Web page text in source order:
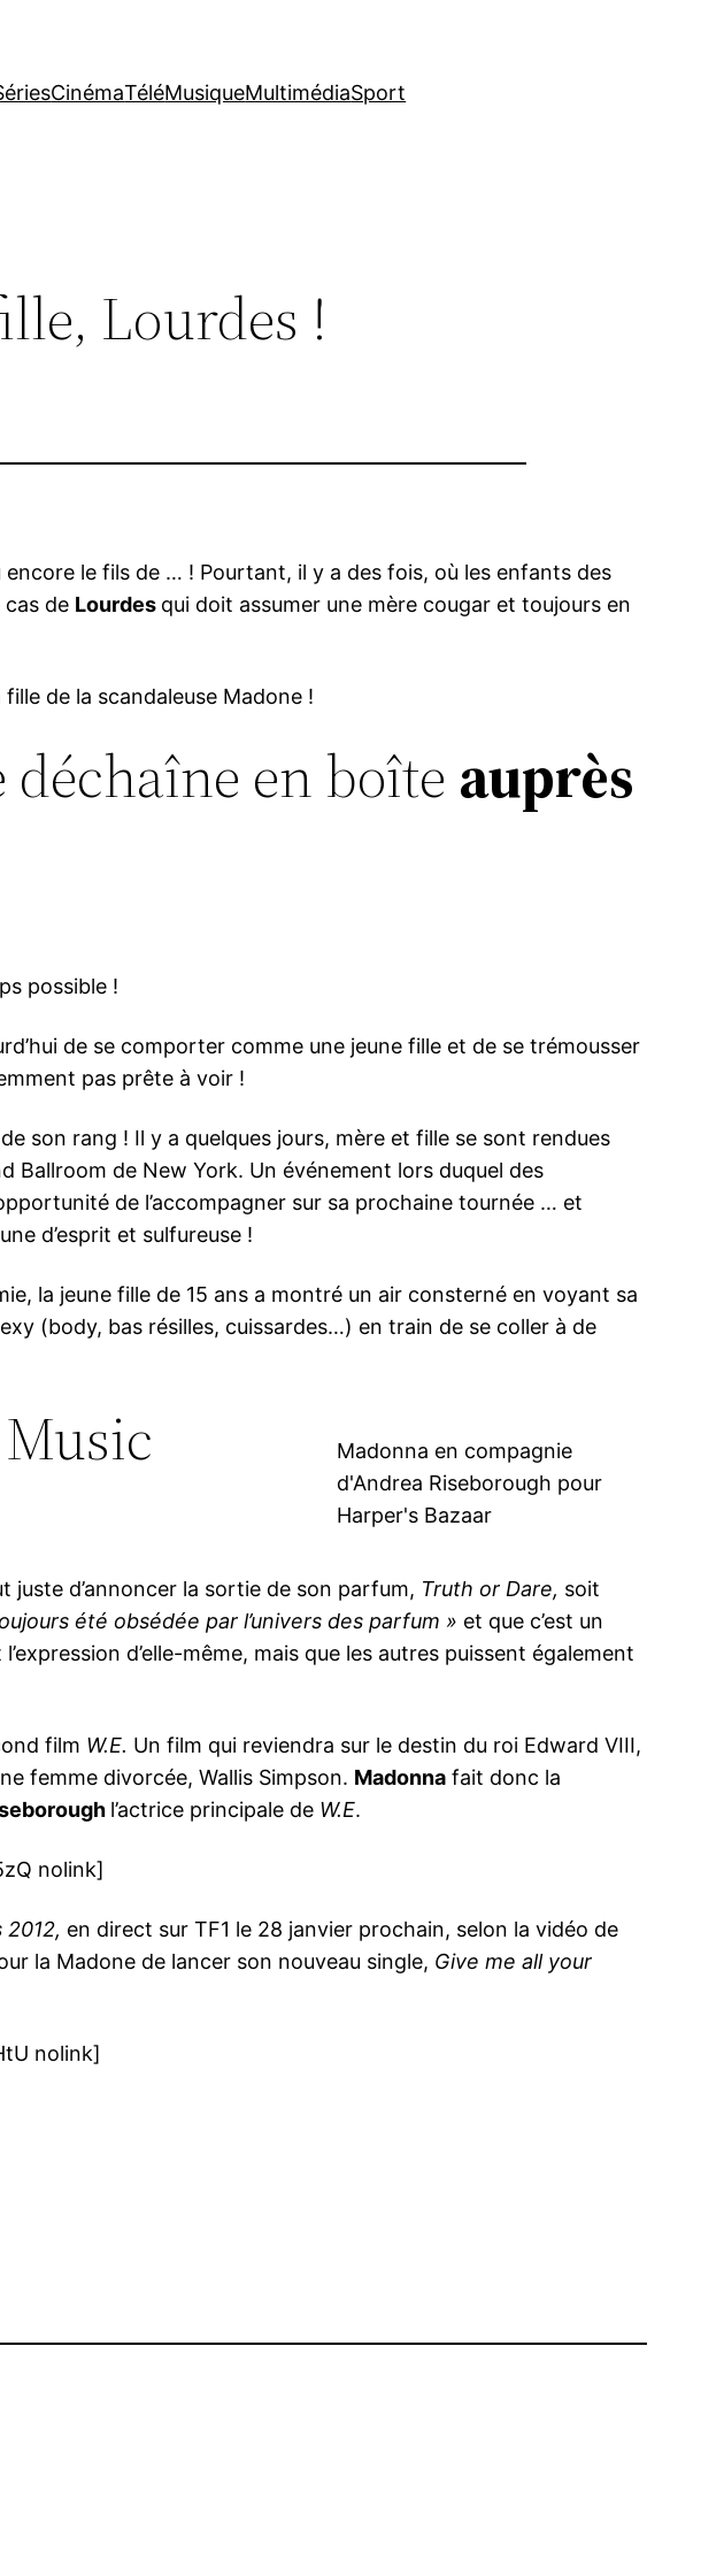
CinémaTéléMusiqueMultimédiaSport
Lourdes !
le fils de … ! Pourtant, il y a des fois, où les enfants des
cas de Lourdes qui doit assumer une mère cougar et toujours en
de la scandaleuse Madone !
en boîte auprès
possible !
de se comporter comme une jeune fille et de se trémousser
pas prête à voir !
son rang ! Il y a quelques jours, mère et fille se sont rendues
Ballroom de New York. Un événement lors duquel des
de l’accompagner sur sa prochaine tournée … et
d’esprit et sulfureuse !
la jeune fille de 15 ans a montré un air consterné en voyant sa
(body, bas résilles, cuissardes…) en train de se coller à de
Madonna en compagnie
d'Andrea Riseborough pour
Harper's Bazaar
juste d’annoncer la sortie de son parfum, Truth or Dare, soit
été obsédée par l’univers des parfum » et que c’est un
d’elle-même, mais que les autres puissent également
film W.E. Un film qui reviendra sur le destin du roi Edward VIII,
femme divorcée, Wallis Simpson. Madonna fait donc la
l’actrice principale de W.E.
nolink]
2012, en direct sur TF1 le 28 janvier prochain, selon la vidéo de
la Madone de lancer son nouveau single, Give me all your
nolink]